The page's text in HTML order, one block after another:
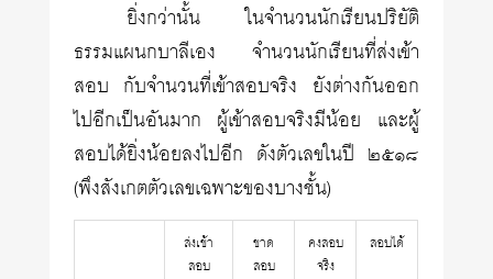
ยิ่งกว่านั้น ในจำนวนนักเรียนปริยัติ
ธรรมแผนกบาลีเอง จำนวนนักเรียนที่ส่งเข้า
สอบ กับจำนวนที่เข้าสอบจริง ยังต่างกันออก
ไปอีกเป็นอันมาก ผู้เข้าสอบจริงมีน้อย และผู้
สอบได้ยิ่งน้อยลงไปอีก ดังตัวเลขในปี ๒๕๑๘
(พึงสังเกตตัวเลขเฉพาะของบางชั้น)
ส่งเข้า
สอบ
ขาด
สอบ
คงสอบ
จริง
สอบได้